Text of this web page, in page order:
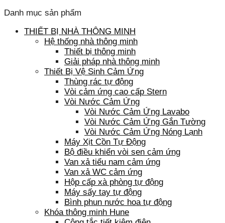
Danh mục sản phẩm
THIẾT BỊ NHÀ THÔNG MINH
Hệ thống nhà thông minh
Thiết bị thông minh
Giải pháp nhà thông minh
Thiết Bị Vệ Sinh Cảm Ứng
Thùng rác tự động
Vòi cảm ứng cao cấp Stern
Vòi Nước Cảm Ứng
Vòi Nước Cảm Ứng Lavabo
Vòi Nước Cảm Ứng Gắn Tường
Vòi Nước Cảm Ứng Nóng Lạnh
Máy Xịt Cồn Tự Động
Bộ điều khiển vòi sen cảm ứng
Van xả tiểu nam cảm ứng
Van xả WC cảm ứng
Hộp cấp xà phòng tự động
Máy sấy tay tự động
Bình phun nước hoa tự động
Khóa thông minh Hune